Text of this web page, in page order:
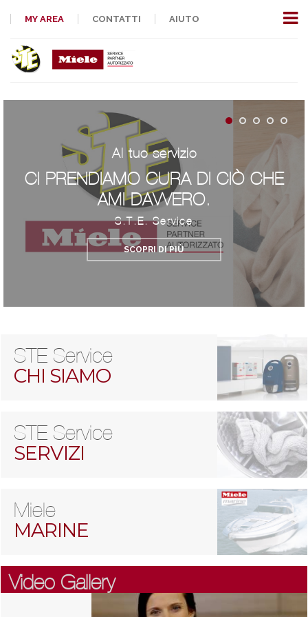
MY AREA CONTATTI AIUTO
Al tuo servizio
CI PRENDIAMO CURA DI CIÒ CHE
AMI DAVVERO.
S.T.E. Service
SCOPRI DI PIÙ
STE Service
CHI SIAMO
STE Service
SERVIZI
Miele
MARINE
Video Gallery